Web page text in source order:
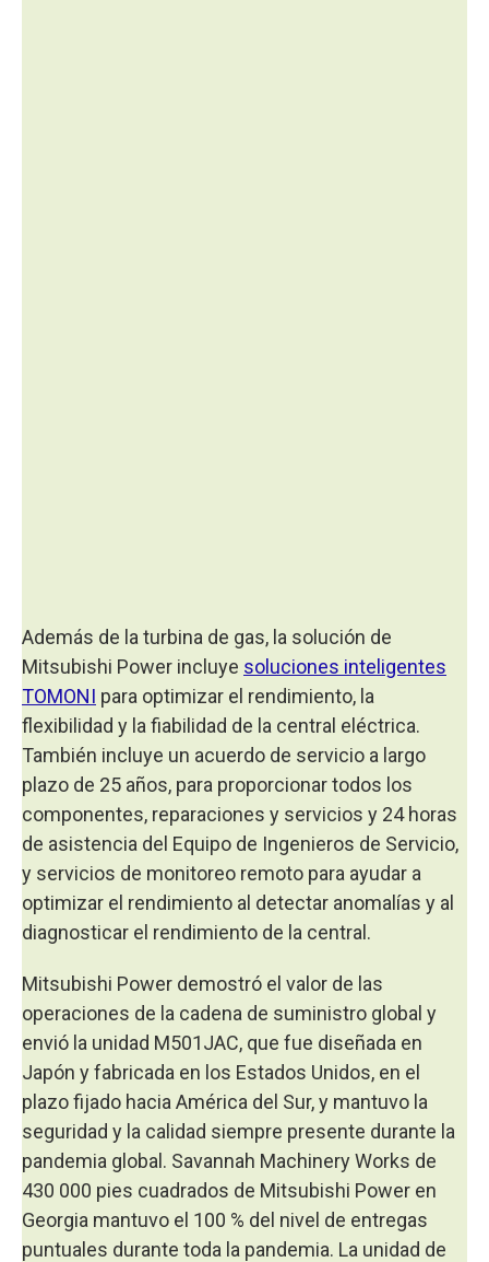
Además de la turbina de gas, la solución de
Mitsubishi Power incluye soluciones inteligentes
TOMONI para optimizar el rendimiento, la
flexibilidad y la fiabilidad de la central eléctrica.
También incluye un acuerdo de servicio a largo
plazo de 25 años, para proporcionar todos los
componentes, reparaciones y servicios y 24 horas
de asistencia del Equipo de Ingenieros de Servicio,
y servicios de monitoreo remoto para ayudar a
optimizar el rendimiento al detectar anomalías y al
diagnosticar el rendimiento de la central.
Mitsubishi Power demostró el valor de las
operaciones de la cadena de suministro global y
envió la unidad M501JAC, que fue diseñada en
Japón y fabricada en los Estados Unidos, en el
plazo fijado hacia América del Sur, y mantuvo la
seguridad y la calidad siempre presente durante la
pandemia global. Savannah Machinery Works de
430 000 pies cuadrados de Mitsubishi Power en
Georgia mantuvo el 100 % del nivel de entregas
puntuales durante toda la pandemia. La unidad de